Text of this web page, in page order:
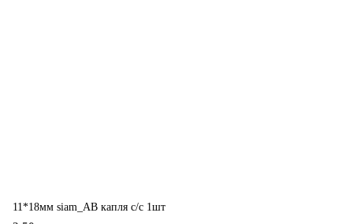
11*18мм siam_AB капля с/с 1шт